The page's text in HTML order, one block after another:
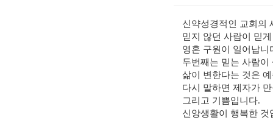
신약성경적인 교회의
믿지 않던 사람이 믿
영혼 구원이 일어납니
두번째는 믿는 사람
삶이 변한다는 것은
다시 말하면 제자가
그리고 기쁨입니다.
신앙생활이 행복한 것